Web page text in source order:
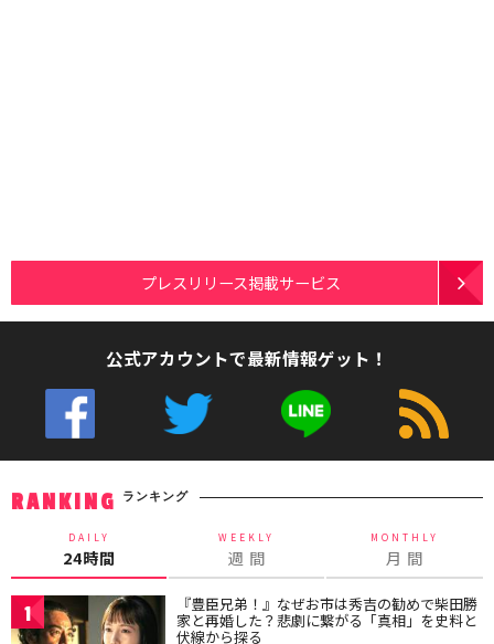
プレスリリース掲載サービス
公式アカウントで最新情報ゲット！
RANKING ランキング
DAILY
24時間
WEEKLY
週 間
MONTHLY
月 間
1 『豊臣兄弟！』なぜお市は秀吉の勧めで柴田勝
家と再婚した？悲劇に繋がる「真相」を史料と
伏線から探る